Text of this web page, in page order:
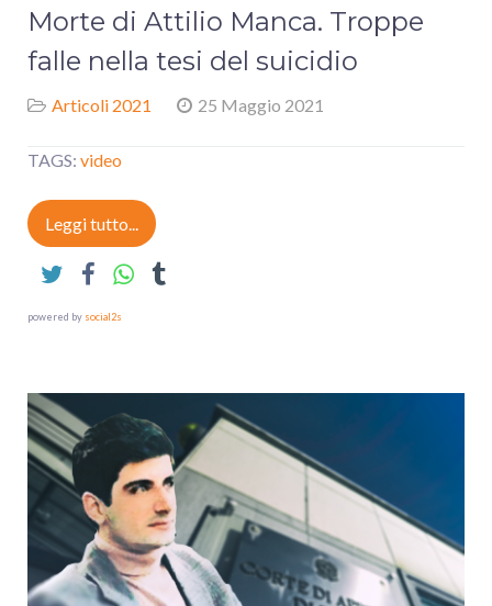
Morte di Attilio Manca. Troppe
falle nella tesi del suicidio
Articoli 2021 25 Maggio 2021
TAGS: video
Leggi tutto...
powered by social2s